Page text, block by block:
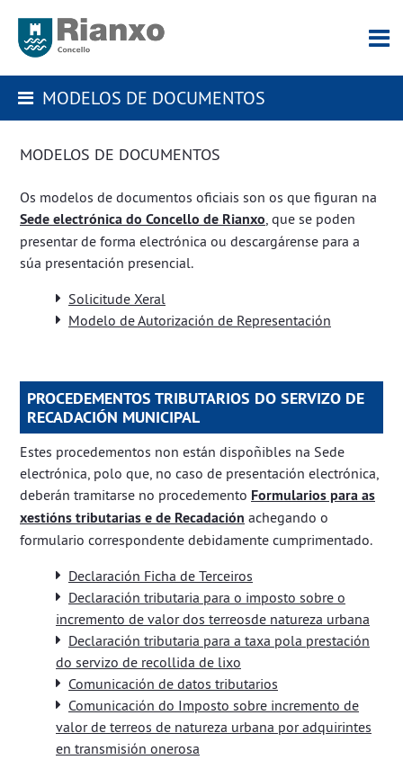
MODELOS DE DOCUMENTOS
MODELOS DE DOCUMENTOS
Os modelos de documentos oficiais son os que figuran na
Sede electrónica do Concello de Rianxo, que se poden
presentar de forma electrónica ou descargárense para a
súa presentación presencial.
Solicitude Xeral
Modelo de Autorización de Representación​​​​​​​
PROCEDEMENTOS TRIBUTARIOS DO SERVIZO DE
RECADACIÓN MUNICIPAL
Estes procedementos non están dispoñibles na Sede
electrónica, polo que, no caso de presentación electrónica,
deberán tramitarse no procedemento Formularios para as
xestións tributarias e de Recadación achegando o
formulario correspondente debidamente cumprimentado.
Declaración Ficha de Terceiros
Declaración tributaria para o imposto sobre o
incremento de valor dos terreosde natureza urbana
Declaración tributaria para a taxa pola prestación
do servizo de recollida de lixo
Comunicación de datos tributarios
Comunicación do Imposto sobre incremento de
valor de terreos de natureza urbana por adquirintes
en transmisión onerosa